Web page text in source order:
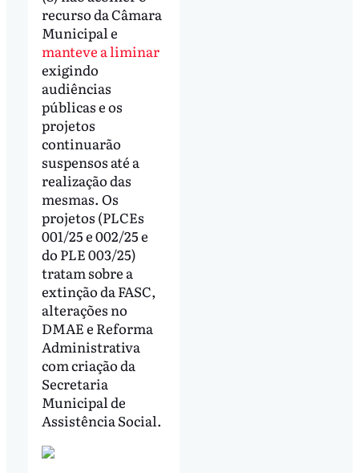
recurso da Câmara
Municipal e
manteve a liminar
exigindo
audiências
públicas e os
projetos
continuarão
suspensos até a
realização das
mesmas. Os
projetos (PLCEs
001/25 e 002/25 e
do PLE 003/25)
tratam sobre a
extinção da FASC,
alterações no
DMAE e Reforma
Administrativa
com criação da
Secretaria
Municipal de
Assistência Social.